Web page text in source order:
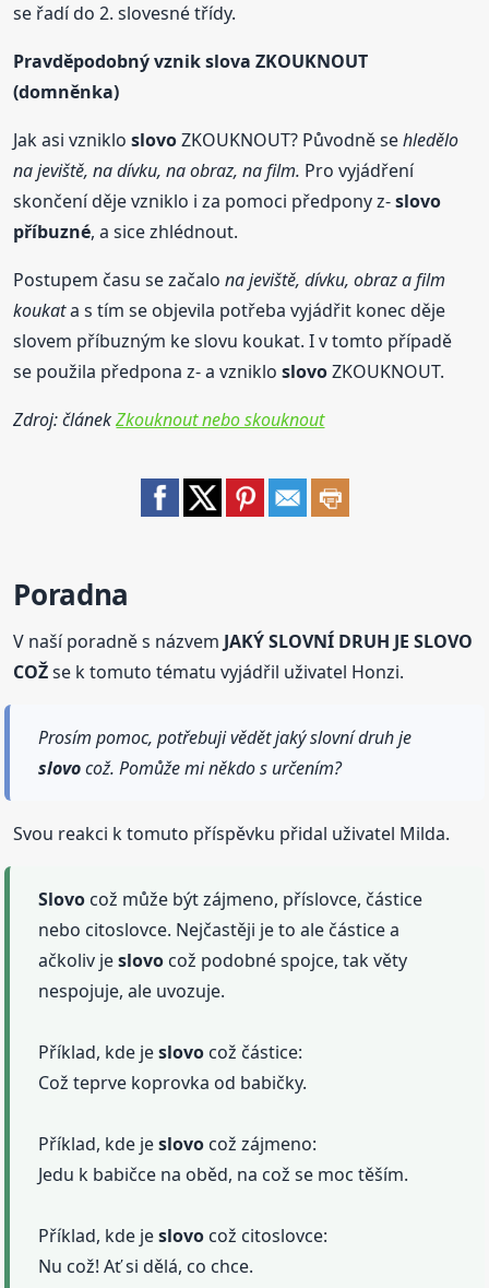
se řadí do 2. slovesné třídy.
Pravděpodobný vznik slova ZKOUKNOUT
(domněnka)
Jak asi vznikloslovoZKOUKNOUT? Původně sehledělo
na jeviště, na dívku, na obraz, na film. Pro vyjádření
skončení děje vzniklo i za pomoci předpony z-slovo
příbuzné, a sice zhlédnout.
Postupem času se začalona jeviště, dívku, obraz a film
koukata s tím se objevila potřeba vyjádřit konec děje
slovem příbuzným ke slovu koukat. I v tomto případě
se použila předpona z- a vznikloslovoZKOUKNOUT.
Zdroj: článekZkouknout nebo skouknout
Poradna
V naší poradně s názvem JAKÝ SLOVNÍ DRUH JE SLOVO
COŽse k tomuto tématu vyjádřil uživatel Honzi.
Prosím pomoc, potřebuji vědět jaký slovní druh je
slovocož. Pomůže mi někdo s určením?
Svou reakci k tomuto příspěvku přidal uživatel Milda.
Slovo což může být zájmeno, příslovce, částice
nebo citoslovce. Nejčastěji je to ale částice a
ačkoliv jeslovo což podobné spojce, tak věty
nespojuje, ale uvozuje.
Příklad, kde jeslovo což částice:
Což teprve koprovka od babičky.
Příklad, kde jeslovo což zájmeno:
Jedu k babičce na oběd, na což se moc těším.
Příklad, kde jeslovo což citoslovce:
Nu což! Ať si dělá, co chce.